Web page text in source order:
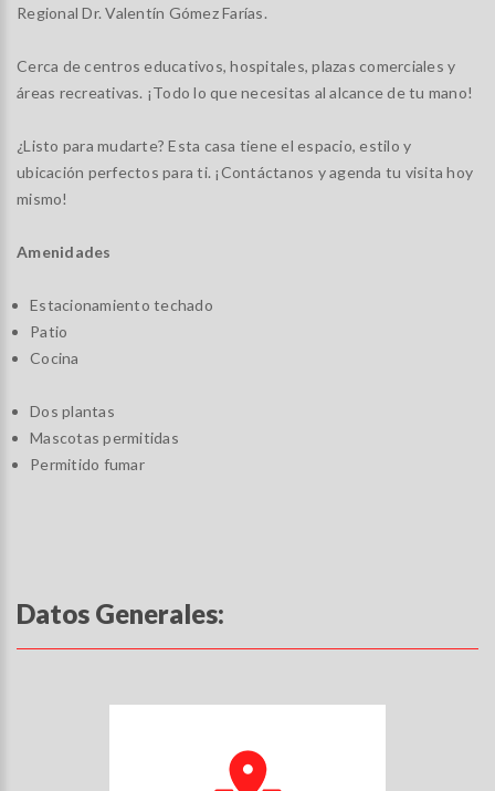
Regional Dr. Valentín Gómez Farías.
Cerca de centros educativos, hospitales, plazas comerciales y
áreas recreativas. ¡Todo lo que necesitas al alcance de tu mano!
¿Listo para mudarte? Esta casa tiene el espacio, estilo y
ubicación perfectos para ti. ¡Contáctanos y agenda tu visita hoy
mismo!
Amenidades
Estacionamiento techado
Patio
Cocina
Dos plantas
Mascotas permitidas
Permitido fumar
Datos Generales: